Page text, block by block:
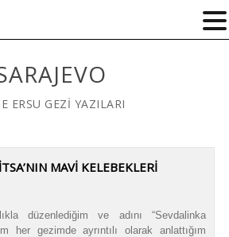
ERSU GEZİ YAZILARI
MAVİ KELEBEKLERİ
düzenlediğim ve adını “Sevdalinka
her gezimde ayrıntılı olarak anlattığım